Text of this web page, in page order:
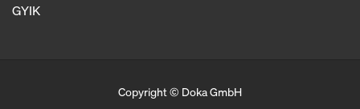
GYIK
Copyright © Doka GmbH